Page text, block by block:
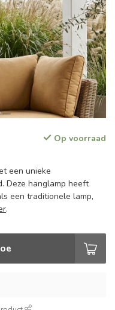
Op voorraad
een unieke
Deze hanglamp heeft
een traditionele lamp,
.